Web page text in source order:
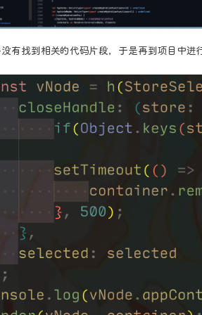
有找到相关的代码片段，于是再到项目中进